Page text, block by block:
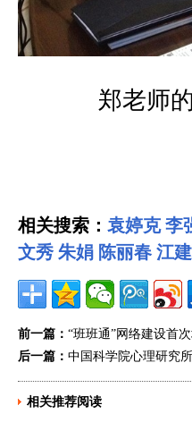
郑老师
相关搜索： 袁婷克 李
文秀 朱娟 陈丽春 江
前一篇： “班班通”网络建设首
后一篇： 中国科学院心理研究
相关推荐阅读